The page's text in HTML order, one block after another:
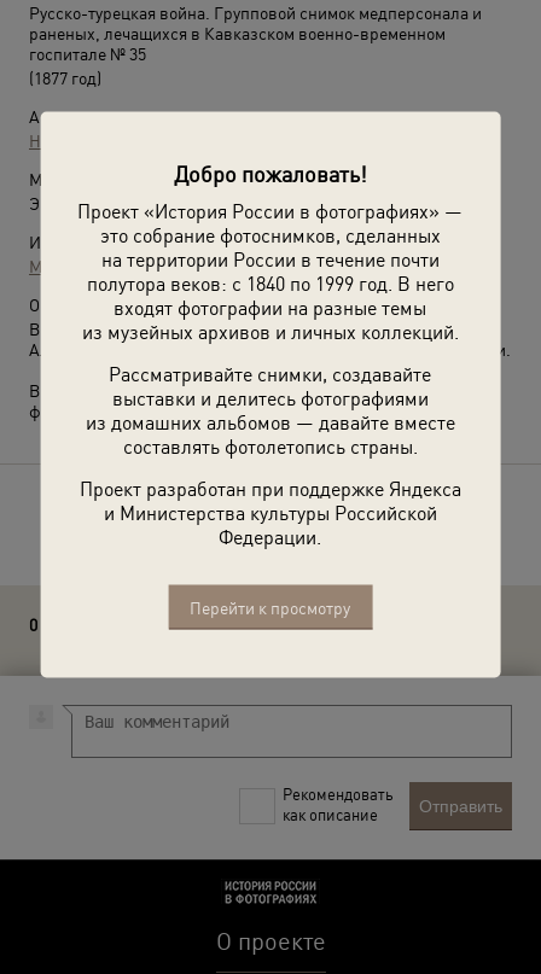
Добро пожаловать!
Проект «История России в фотографиях» —
это собрание фотоснимков, сделанных
на территории России в течение почти
полутора веков: с 1840 по 1999 год. В него
входят фотографии на разные темы
из музейных архивов и личных коллекций.
Рассматривайте снимки, создавайте
выставки и делитесь фотографиями
из домашних альбомов — давайте вместе
составлять фотолетопись страны.
Проект разработан при поддержке Яндекса
и Министерства культуры Российской
Федерации.
Перейти к просмотру
Русско-турецкая война. Групповой снимок медперсонала и
раненых, лечащихся в Кавказском военно-временном
госпитале № 35
(1877 год)
Автор:
Неизвестный автор
Место съемки:
Эриванская губ., Александропольский у., г. Александрополь
Источники:
МАММ / МДФ
О фотографии:
В центре – главный врач Л. Г. Черкасов. Город
Александрополь – в настоящее время город Гюмри в Армении.
Выставка
«Красный Крест: милосердие вне времени»
фотографией.
Расскажите друзьям об этом фото
0 комментариев
Рекомендовать
как описание
Отправить
О проекте